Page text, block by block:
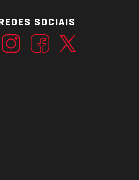
REDES SOCIAIS